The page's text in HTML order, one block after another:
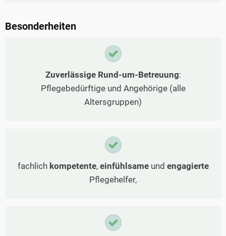
Besonderheiten
Zuverlässige Rund-um-Betreuung:
Pflegebedürftige und Angehörige (alle
Altersgruppen)
fachlich kompetente, einfühlsameund engagierte
Pflegehelfer,